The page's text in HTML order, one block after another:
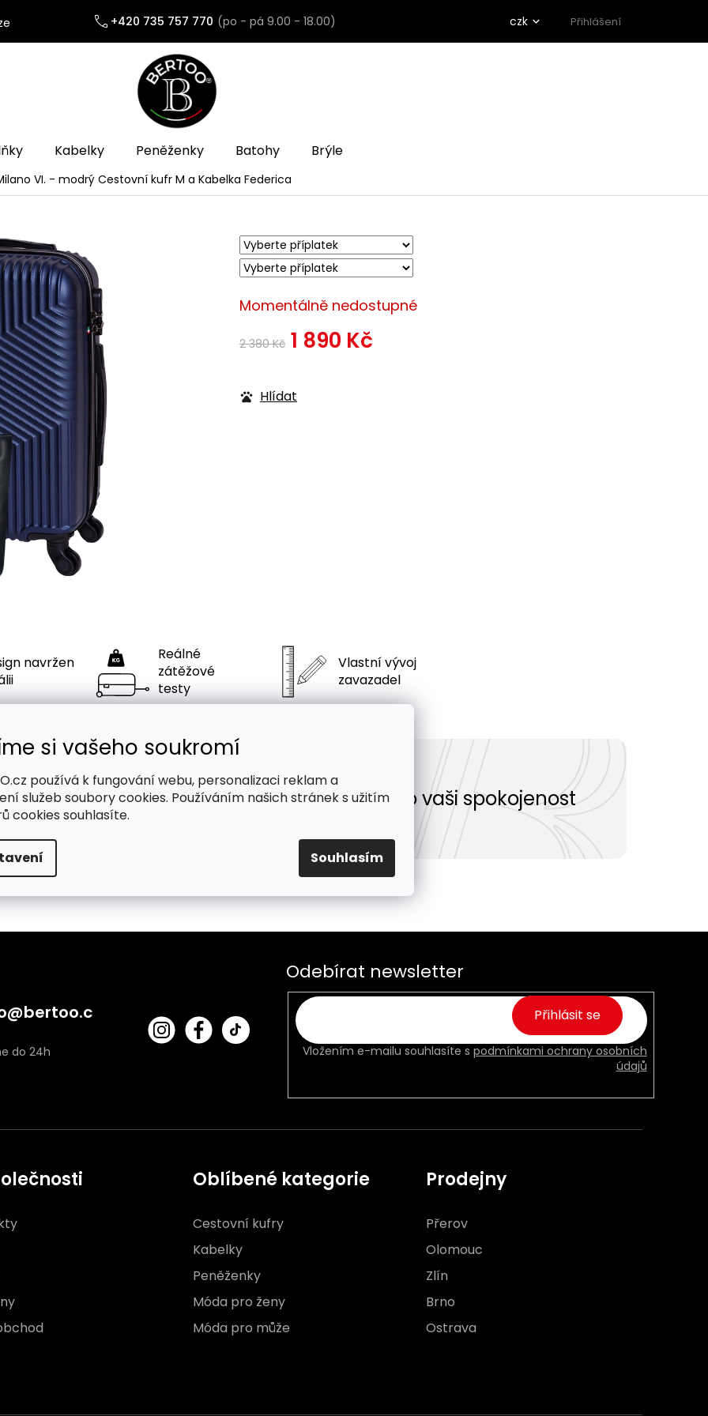
si vašeho soukromí
používá k fungování webu, personalizaci reklam a
služeb soubory cookies. Používáním našich stránek s užitím
cookies souhlasíte.
Souhlasím
+420 735 757 770 czk Přihlášení
Kabelky Peněženky Batohy Brýle
VI. - modrýCestovní kufr M a Kabelka Federica
2 380 Kč 1 890 Kč
Momentálně nedostupné
Hlídat
navržen
Reálné
zátěžové
testy
Vlastní vývoj
zavazadel
tady pro Vás Vše pro vaši spokojenost
@bertoo.c
bert
oo_
Fac
ebo
Odebírat newsletter
Vložením e-mailu souhlasíte s podmínkami ochrany osobních
údajů
Přihlásit se
Oblíbené kategorie
Cestovní kufry
Kabelky
Peněženky
Móda pro ženy
Móda pro může
Prodejny
Přerov
Olomouc
Zlín
Brno
Ostrava